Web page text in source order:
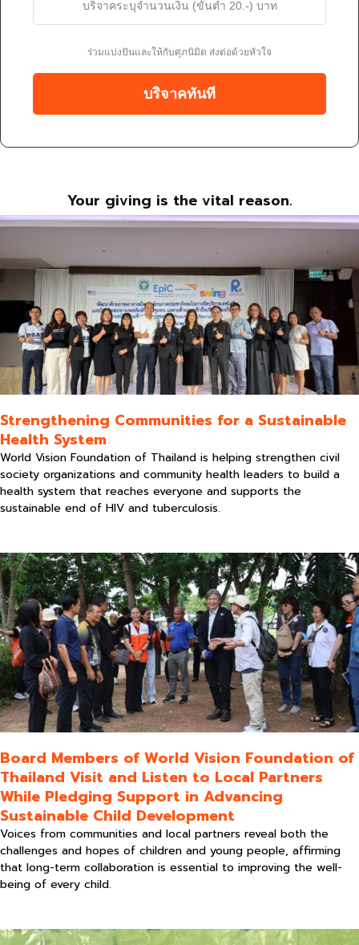
ร่วมแบ่งปันและให้กับศุภนิมิต ส่งต่อด้วยหัวใจ
บริจาคทันที
Your giving is the vital reason.
Strengthening Communities for a Sustainable
Health System
World Vision Foundation of Thailand is helping strengthen civil
society organizations and community health leaders to build a
health system that reaches everyone and supports the
sustainable end of HIV and tuberculosis.
Board Members of World Vision Foundation of
Thailand Visit and Listen to Local Partners
While Pledging Support in Advancing
Sustainable Child Development
Voices from communities and local partners reveal both the
challenges and hopes of children and young people, affirming
that long-term collaboration is essential to improving the well-
being of every child.